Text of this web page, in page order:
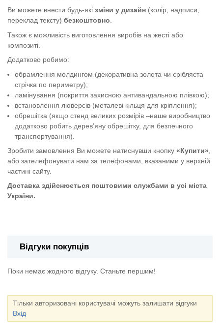
Ви можете внести будь-які зміни у дизайн (колір, надписи,
переклад тексту) безкоштовно.
Також є можливість виготовлення виробів на жесті або
композиті.
Додатково робимо:
обрамлення молдингом (декоративна золота чи срібляста
стрічка по периметру);
ламінування (покриття захисною антивандальною плівкою);
встановлення люверсів (металеві кільця для кріплення);
обрешітка (якщо стенд великих розмірів –наше виробництво
додатково робить дерев’яну обрешітку, для безпечного
транспортування).
Зробити замовлення Ви можете натиснувши кнопку «Купити»
або зателефонувати нам за телефонами, вказаними у верхній
частині сайту.
Доставка здійснюється поштовими службами в усі міста
України.
Відгуки покупців
Поки немає жодного відгуку. Станьте першим!
Тільки авторизовані користувачі можуть залишати відгуки
Вхід